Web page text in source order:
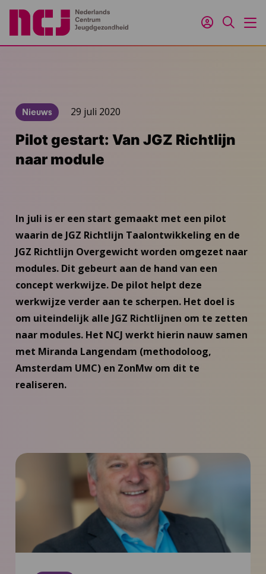
Inloggen
Zoeken
Nieuws 29 juli 2020
Pilot gestart: Van JGZ Richtlijn
naar module
In juli is er een start gemaakt met een pilot
waarin de JGZ Richtlijn Taalontwikkeling en de
JGZ Richtlijn Overgewicht worden omgezet naar
modules. Dit gebeurt aan de hand van een
concept werkwijze. De pilot helpt deze
werkwijze verder aan te scherpen. Het doel is
om uiteindelijk alle JGZ Richtlijnen om te zetten
naar modules. Het NCJ werkt hierin nauw samen
met Miranda Langendam (methodoloog,
Amsterdam UMC) en ZonMw om dit te
realiseren.